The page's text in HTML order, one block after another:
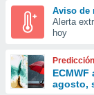
y
forma
digital
basada
Aviso de
Alerta
hoy
Predicción
agosto,